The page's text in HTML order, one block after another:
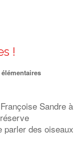
!
Sandre à
parler des oiseaux